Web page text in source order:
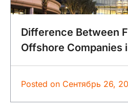
Difference Between
Offshore Companies
Posted on Сентябрь 26,